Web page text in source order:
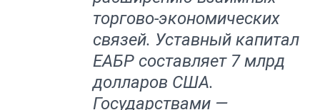
торгово-экономических
связей. Уставный капитал
ЕАБР составляет 7 млрд
долларов США.
Государствами —